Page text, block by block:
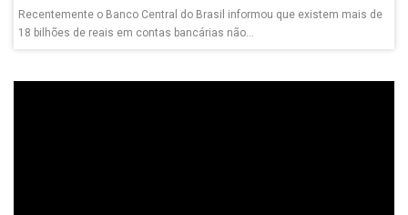
Recentemente o Banco Central do Brasil informou que existem mais de
18 bilhões de reais em contas bancárias não...